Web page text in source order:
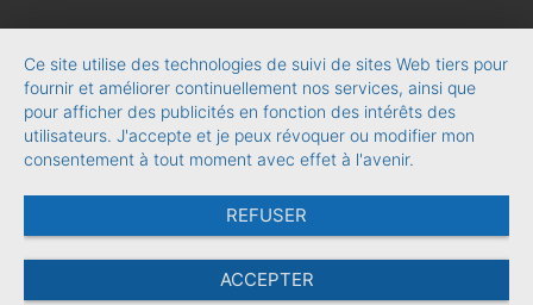
Ce site utilise des technologies de suivi de sites Web tiers pour
fournir et améliorer continuellement nos services, ainsi que
pour afficher des publicités en fonction des intérêts des
utilisateurs. J'accepte et je peux révoquer ou modifier mon
consentement à tout moment avec effet à l'avenir.
REFUSER
ACCEPTER